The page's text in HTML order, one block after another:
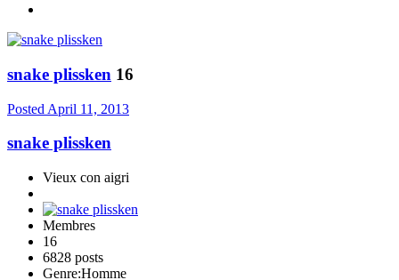
snake plissken 16
Posted April 11, 2013
snake plissken
Vieux con aigri
Membres
16
6828 posts
Genre:Homme